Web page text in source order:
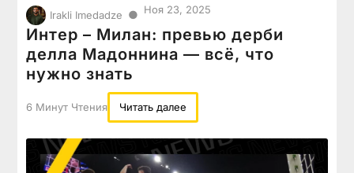
Irakli Imedadze ● Ноя 23, 2025
Интер – Милан: превью дерби
делла Мадоннина — всё, что
нужно знать
6 Минут Чтения Читать далее